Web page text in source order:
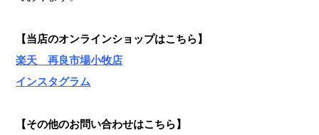
【当店のオンラインショップはこちら】
楽天 再良市場小牧店
インスタグラム
【その他のお問い合わせはこちら】